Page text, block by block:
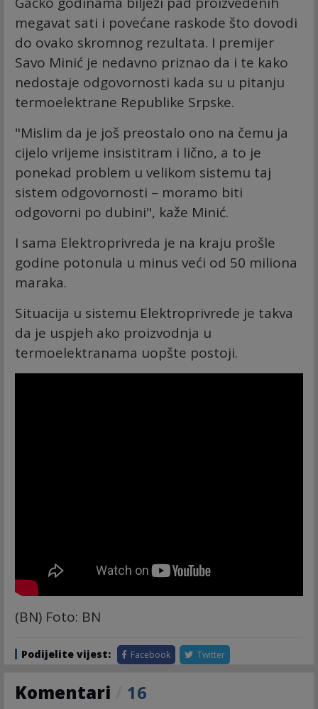
megavat sati i povećane raskode što dovodi
do ovako skromnog rezultata. I premijer
Savo Minić je nedavno priznao da i te kako
nedostaje odgovornosti kada su u pitanju
termoelektrane Republike Srpske.
"Mislim da je još preostalo ono na čemu ja
cijelo vrijeme insistitram i lično, a to je
ponekad problem u velikom sistemu taj
sistem odgovornosti – moramo biti
odgovorni po dubini", kaže Minić.
I sama Elektroprivreda je na kraju prošle
godine potonula u minus veći od 50 miliona
maraka.
Situacija u sistemu Elektroprivrede je takva
da je uspjeh ako proizvodnja u
termoelektranama uopšte postoji.
(BN) Foto: BN
Podijelite vijest: Facebook Twitter
Komentari 16